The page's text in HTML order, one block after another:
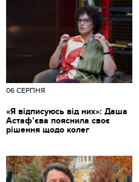
06 СЕРПНЯ
«Я відписуюсь від них»: Даша
Астаф’єва пояснила своє
рішення щодо колег